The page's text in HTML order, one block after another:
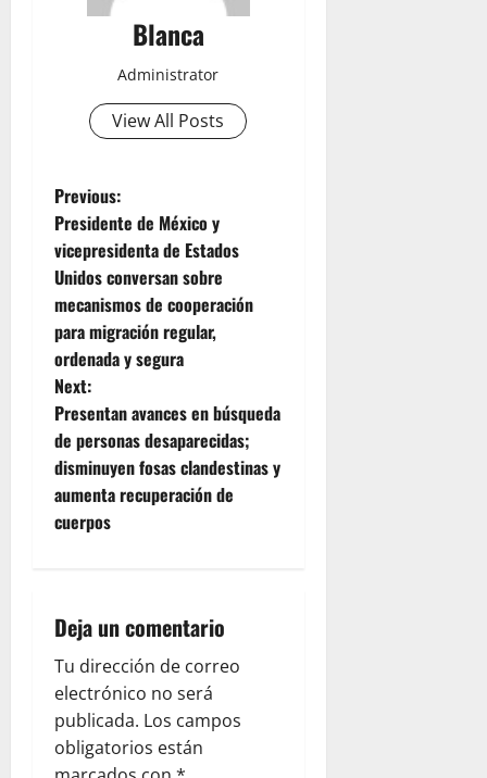
Blanca
Administrator
View All Posts
P
o
s
t
n
a
v
i
a
t
i
o
Previous:
Presidente de México y
vicepresidenta de Estados
Unidos conversan sobre
mecanismos de cooperación
para migración regular,
ordenada y segura
Next:
Presentan avances en búsqueda
de personas desaparecidas;
disminuyen fosas clandestinas y
aumenta recuperación de
cuerpos
Deja un comentario
Tu dirección de correo
electrónico no será
publicada. Los campos
obligatorios están